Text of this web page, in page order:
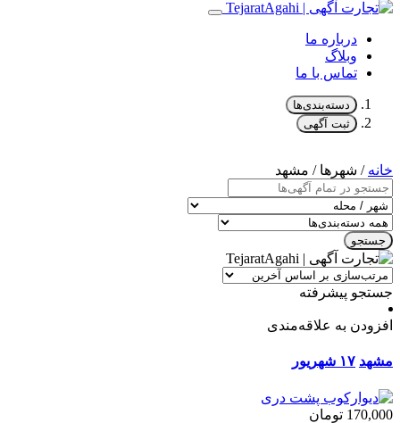
درباره ما
وبلاگ
تماس با ما
دسته‌بندی‌ها
ثبت آگهی
خانه / شهرها / مشهد
جستجو
جستجو پیشرفته
افزودن به علاقه‌مندی
مشهد ۱۷ شهریور
170,000 تومان